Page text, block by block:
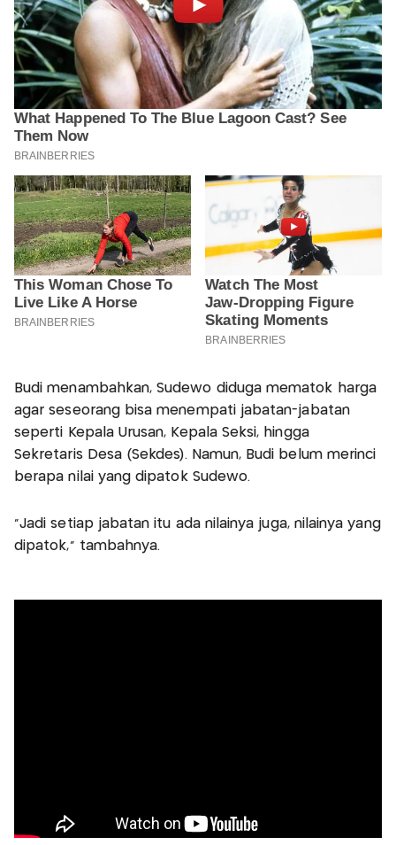
Budi menambahkan, Sudewo diduga mematok harga
agar seseorang bisa menempati jabatan-jabatan
seperti Kepala Urusan, Kepala Seksi, hingga
Sekretaris Desa (Sekdes). Namun, Budi belum merinci
berapa nilai yang dipatok Sudewo.
“Jadi setiap jabatan itu ada nilainya juga, nilainya yang
dipatok,” tambahnya.